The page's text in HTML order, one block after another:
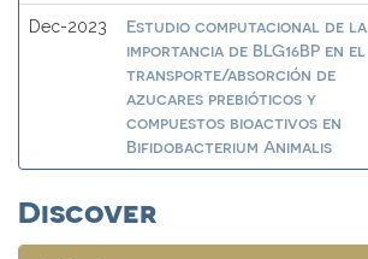
Dec-2023
Estudio computacional de la
importancia de BLG16BP en el
transporte/absorción de
azucares prebióticos y
compuestos bioactivos en
Bifidobacterium Animalis
Discover